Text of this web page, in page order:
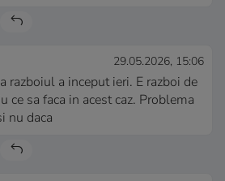
29.05.2026, 15:06
razboiul a inceput ieri. E razboi de
ce sa faca in acest caz. Problema
nu daca